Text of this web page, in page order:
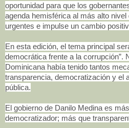
oportunidad para que los
agenda hemisférica al más alto
urgentes e impulse un cambio
En esta edición, el tema principal
democrática frente a la corrupción”.
Dominicana había tenido tantos
transparencia, democratización y el
pública.
El gobierno de Danilo Medina es
democratizador; más que